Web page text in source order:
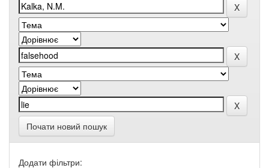
Почати новий пошук
Додати фільтри: